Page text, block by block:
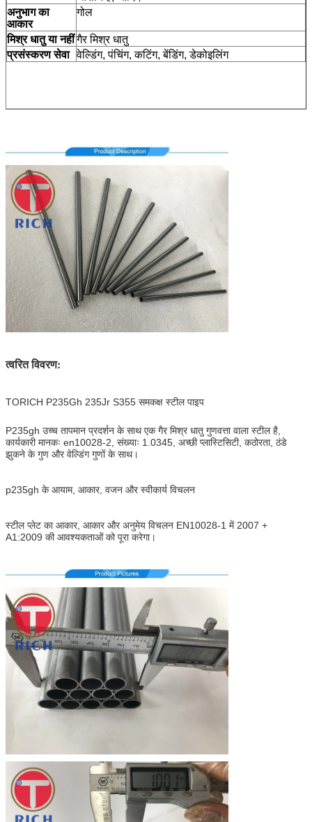
अनुभाग का
आकार
गोल
मिश्र धातु या नहींगैर मिश्र धातु
प्रसंस्करण सेवा वेल्डिंग, पंचिंग, कटिंग, बेंडिंग, डेकोइलिंग
त्वरित विवरण:
TORICH P235Gh 235Jr S355 समकक्ष स्टील पाइप
P235gh उच्च तापमान प्रदर्शन के साथ एक गैर मिश्र धातु गुणवत्ता वाला स्टील है,
कार्यकारी मानकः en10028-2, संख्याः 1.0345, अच्छी प्लास्टिसिटी, कठोरता, ठंडे
झुकने के गुण और वेल्डिंग गुणों के साथ।
p235gh के आयाम, आकार, वजन और स्वीकार्य विचलन
स्टील प्लेट का आकार, आकार और अनुमेय विचलन EN10028-1 में 2007 +
A1:2009 की आवश्यकताओं को पूरा करेगा।